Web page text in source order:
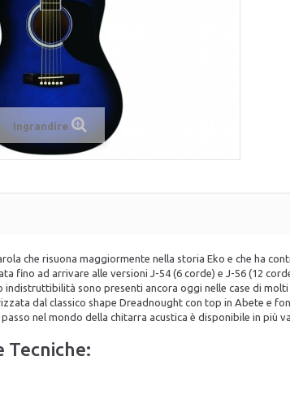
Ingrandire
che risuona maggiormente nella storia Eko e che ha
fino ad arrivare alle versioni J-54 (6 corde) e J-56 (12
indistruttibilità sono presenti ancora oggi nelle case di
dal classico shape Dreadnought con top in Abete e
nel mondo della chitarra acustica è disponibile in più
Tecniche: